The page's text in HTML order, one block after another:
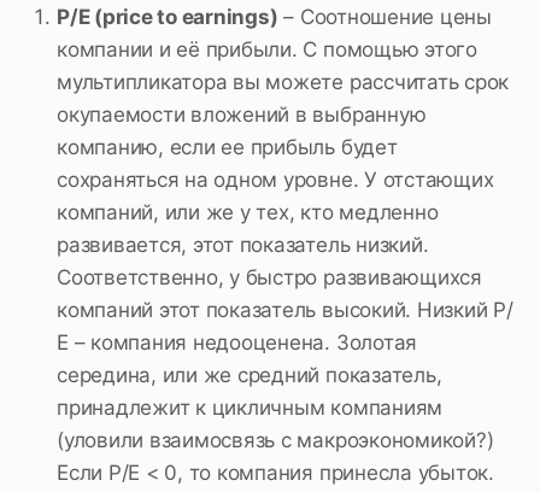
Р/Е (price to earnings) – Соотношение цены
компании и её прибыли. С помощью этого
мультипликатора вы можете рассчитать срок
окупаемости вложений в выбранную
компанию, если ее прибыль будет
сохраняться на одном уровне. У отстающих
компаний, или же у тех, кто медленно
развивается, этот показатель низкий.
Соответственно, у быстро развивающихся
компаний этот показатель высокий. Низкий Р/
Е – компания недооценена. Золотая
середина, или же средний показатель,
принадлежит к цикличным компаниям
(уловили взаимосвязь с макроэкономикой?)
Если P/E < 0, то компания принесла убыток.